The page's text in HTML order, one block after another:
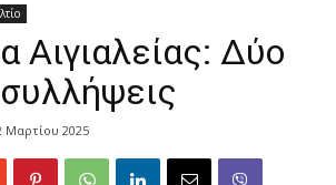
Αιγιαλείας: Δύο
Μαρτίου 2025